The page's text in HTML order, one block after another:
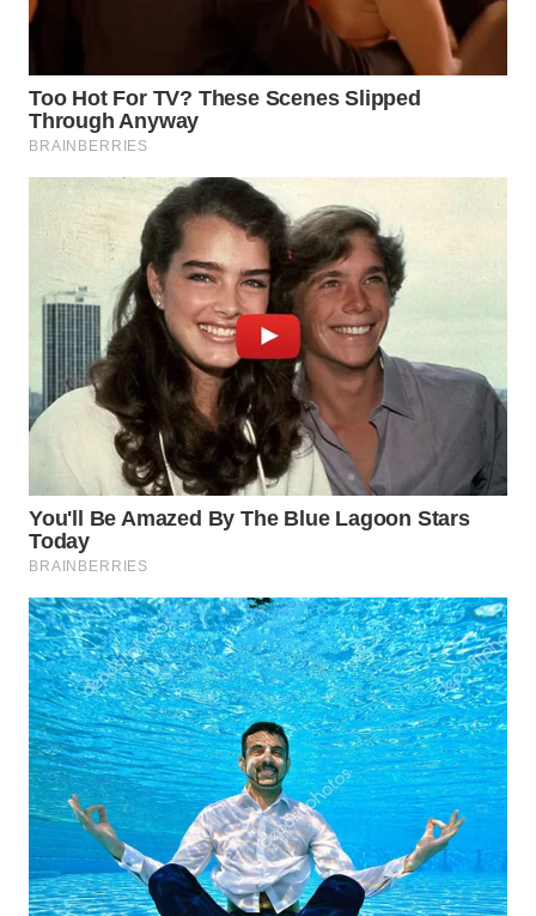
WN DELI
SERDANG
TEBING
TINGGI
PAKPAK
WN
KARAWANG
BEKASI
WN
BOGOR
WN
DEPOK
WN
TAPANULI
UTARA
WN
SAMOSIR